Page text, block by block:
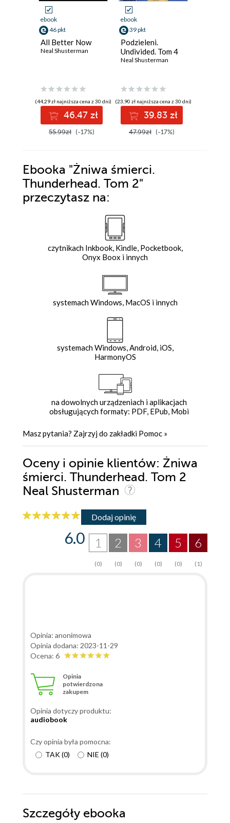
ebook
46 pkt
All Better Now
Neal Shusterman
(44,29 zł najniższa cena z 30 dni)
46.47 zł
55.99zł (-17%)
ebook
39 pkt
Podzieleni.
Undivided. Tom 4
Neal Shusterman
(23,90 zł najniższa cena z 30 dni)
39.83 zł
47.99zł (-17%)
Ebooka "Żniwa śmierci.
Thunderhead. Tom 2"
przeczytasz na:
czytnikach Inkbook, Kindle, Pocketbook,
Onyx Boox i innych
systemach Windows, MacOS i innych
systemach Windows, Android, iOS,
HarmonyOS
na dowolnych urządzeniach i aplikacjach
obsługujących formaty: PDF, EPub, Mobi
Masz pytania? Zajrzyj do zakładki Pomoc »
Oceny i opinie klientów: Żniwa
śmierci. Thunderhead. Tom 2
Neal Shusterman
Dodaj opinię
6
(1)
5
(0)
4
(0)
3
(0)
2
(0)
1
(0)
6.0
Opinia: anonimowa
Opinia dodana: 2023-11-29
Ocena: 6
Opinia
potwierdzona
zakupem
Opinia dotyczy produktu:
audiobook
Czy opinia była pomocna:
TAK(0) NIE (0)
Szczegóły ebooka